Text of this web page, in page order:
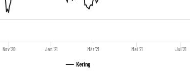
Kering
Nov '20 Jan '21 Mär '21 Mai '21 Jul '21